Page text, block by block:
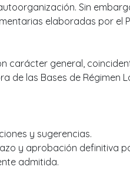
Sin
elaboradas por el
carácter general,
de las Bases de Régimen
y sugerencias.
y aprobación definitiva
admitida.